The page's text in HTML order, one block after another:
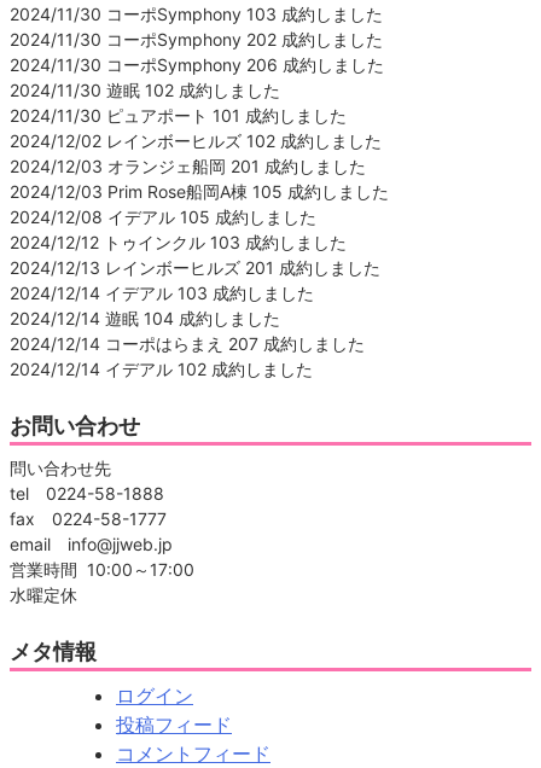
2024/11/30 コーポSymphony 103 成約しました
2024/11/30 コーポSymphony 202 成約しました
2024/11/30 コーポSymphony 206 成約しました
2024/11/30 遊眠 102 成約しました
2024/11/30 ピュアポート 101 成約しました
2024/12/02 レインボーヒルズ 102 成約しました
2024/12/03 オランジェ船岡 201 成約しました
2024/12/03 Prim Rose船岡A棟 105 成約しました
2024/12/08 イデアル 105 成約しました
2024/12/12 トゥインクル 103 成約しました
2024/12/13 レインボーヒルズ 201 成約しました
2024/12/14 イデアル 103 成約しました
2024/12/14 遊眠 104 成約しました
2024/12/14 コーポはらまえ 207 成約しました
2024/12/14 イデアル 102 成約しました
お問い合わせ
問い合わせ先
tel 0224-58-1888
fax 0224-58-1777
email info@jjweb.jp
営業時間 10:00～17:00
水曜定休
メタ情報
ログイン
投稿フィード
コメントフィード